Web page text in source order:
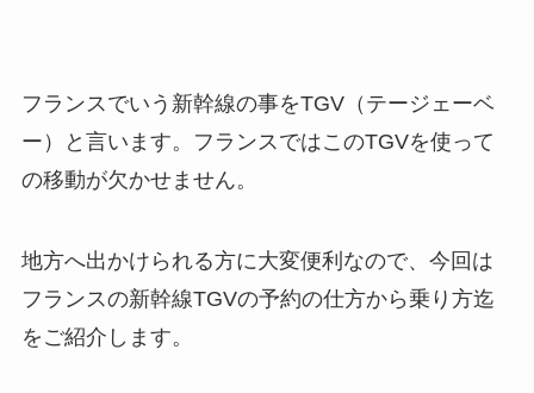
フランスでいう新幹線の事をTGV（テージェーベ
ー）と言います。フランスではこのTGVを使って
の移動が欠かせません。
地方へ出かけられる方に大変便利なので、今回は
フランスの新幹線TGVの予約の仕方から乗り方迄
をご紹介します。